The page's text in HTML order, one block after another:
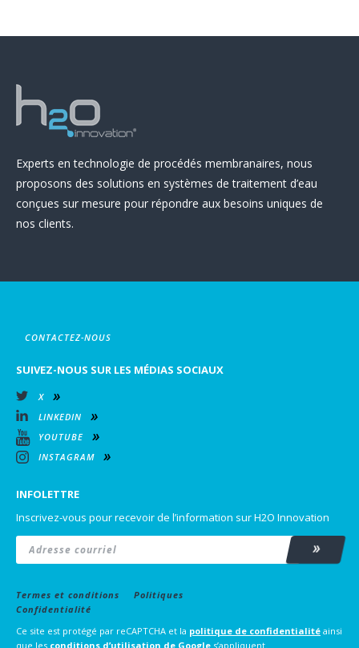
Experts en technologie de procédés membranaires, nous
proposons des solutions en systèmes de traitement d’eau
conçues sur mesure pour répondre aux besoins uniques de
nos clients.
CONTACTEZ-NOUS
SUIVEZ-NOUS SUR LES MÉDIAS SOCIAUX
X
LINKEDIN
YOUTUBE
INSTAGRAM
INFOLETTRE
Inscrivez-vous pour recevoir de l’information sur H2O Innovation
Email Subscribe
Termes et conditions
Politiques
Confidentialité
Ce site est protégé par reCAPTCHA et la politique de confidentialité ainsi
que les conditions d’utilisation de Google s’appliquent.